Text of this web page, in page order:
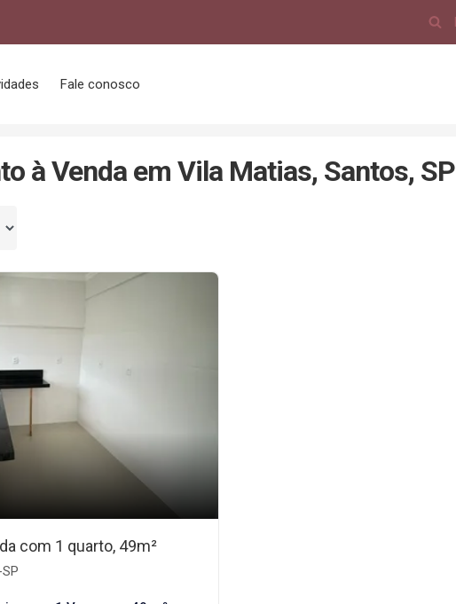
Fale conosco
à Venda em Vila Matias, Santos, SP
com 1 quarto, 49m²